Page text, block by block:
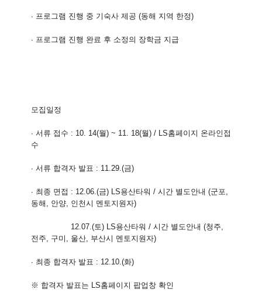
∙ 프로그램 진행 중 기숙사 제공 (동해 지역 한정)
∙ 프로그램 진행 완료 후 소정의 장학금 지급
모집일정
∙ 서류 접수 : 10. 14(월) ~ 11. 18(월) / LS홈페이지 온라인접
수
∙ 서류 합격자 발표 : 11.29.(금)
∙ 최종 면접 : 12.06.(금) LS용산타워 / 시간 별도안내 (군포,
동해, 안양, 인천시 멘토지원자)
12.07.(토) LS용산타워 / 시간 별도안내 (청주,
전주, 구미, 울산, 부산시 멘토지원자)
∙ 최종 합격자 발표 : 12.10.(화)
※ 합격자 발표는 LS홈페이지 팝업창 확인